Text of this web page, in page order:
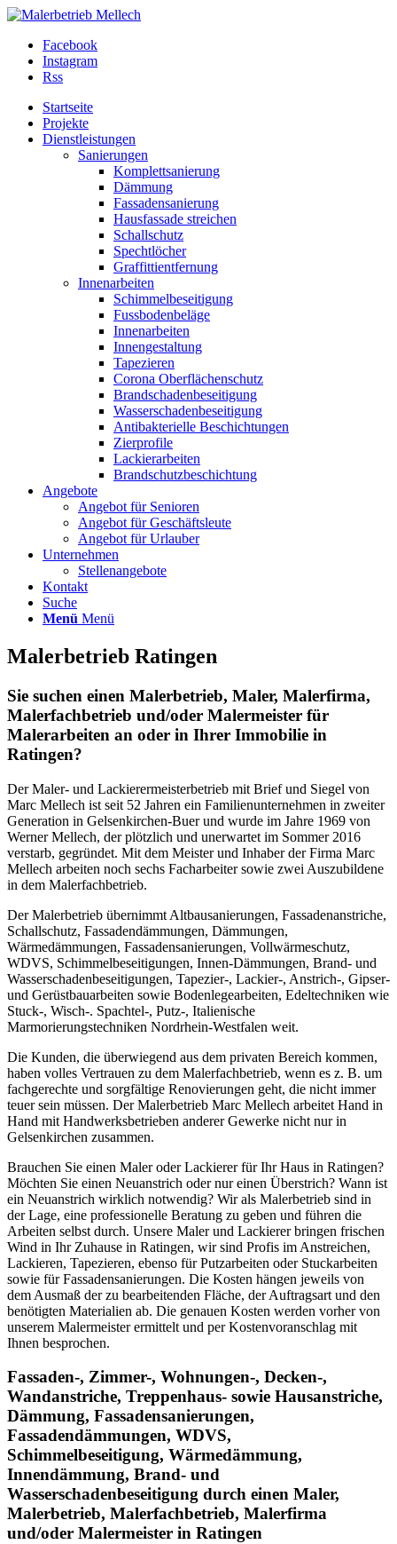
Facebook
Instagram
Rss
Startseite
Projekte
Dienstleistungen
Sanierungen
Komplettsanierung
Dämmung
Fassadensanierung
Hausfassade streichen
Schallschutz
Spechtlöcher
Graffittientfernung
Innenarbeiten
Schimmelbeseitigung
Fussbodenbeläge
Innenarbeiten
Innengestaltung
Tapezieren
Corona Oberflächenschutz
Brandschadenbeseitigung
Wasserschadenbeseitigung
Antibakterielle Beschichtungen
Zierprofile
Lackierarbeiten
Brandschutzbeschichtung
Angebote
Angebot für Senioren
Angebot für Geschäftsleute
Angebot für Urlauber
Unternehmen
Stellenangebote
Kontakt
Suche
Menü Menü
Malerbetrieb Ratingen
Sie suchen einen Malerbetrieb, Maler, Malerfirma,
Malerfachbetrieb und/oder Malermeister für
Malerarbeiten an oder in Ihrer Immobilie in
Ratingen?
Der Maler- und Lackierermeisterbetrieb mit Brief und Siegel von
Marc Mellech ist seit 52 Jahren ein Familienunternehmen in zweiter
Generation in Gelsenkirchen-Buer und wurde im Jahre 1969 von
Werner Mellech, der plötzlich und unerwartet im Sommer 2016
verstarb, gegründet. Mit dem Meister und Inhaber der Firma Marc
Mellech arbeiten noch sechs Facharbeiter sowie zwei Auszubildene
in dem Malerfachbetrieb.
Der Malerbetrieb übernimmt Altbausanierungen, Fassadenanstriche,
Schallschutz, Fassadendämmungen, Dämmungen,
Wärmedämmungen, Fassadensanierungen, Vollwärmeschutz,
WDVS, Schimmelbeseitigungen, Innen-Dämmungen, Brand- und
Wasserschadenbeseitigungen, Tapezier-, Lackier-, Anstrich-, Gipser-
und Gerüstbauarbeiten sowie Bodenlegearbeiten, Edeltechniken wie
Stuck-, Wisch-. Spachtel-, Putz-, Italienische
Marmorierungstechniken Nordrhein-Westfalen weit.
Die Kunden, die überwiegend aus dem privaten Bereich kommen,
haben volles Vertrauen zu dem Malerfachbetrieb, wenn es z. B. um
fachgerechte und sorgfältige Renovierungen geht, die nicht immer
teuer sein müssen. Der Malerbetrieb Marc Mellech arbeitet Hand in
Hand mit Handwerksbetrieben anderer Gewerke nicht nur in
Gelsenkirchen zusammen.
Brauchen Sie einen Maler oder Lackierer für Ihr Haus in Ratingen?
Möchten Sie einen Neuanstrich oder nur einen Überstrich? Wann ist
ein Neuanstrich wirklich notwendig? Wir als Malerbetrieb sind in
der Lage, eine professionelle Beratung zu geben und führen die
Arbeiten selbst durch. Unsere Maler und Lackierer bringen frischen
Wind in Ihr Zuhause in Ratingen, wir sind Profis im Anstreichen,
Lackieren, Tapezieren, ebenso für Putzarbeiten oder Stuckarbeiten
sowie für Fassadensanierungen. Die Kosten hängen jeweils von
dem Ausmaß der zu bearbeitenden Fläche, der Auftragsart und den
benötigten Materialien ab. Die genauen Kosten werden vorher von
unserem Malermeister ermittelt und per Kostenvoranschlag mit
Ihnen besprochen.
Fassaden-, Zimmer-, Wohnungen-, Decken-,
Wandanstriche, Treppenhaus- sowie Hausanstriche,
Dämmung, Fassadensanierungen,
Fassadendämmungen, WDVS,
Schimmelbeseitigung, Wärmedämmung,
Innendämmung, Brand- und
Wasserschadenbeseitigung durch einen Maler,
Malerbetrieb, Malerfachbetrieb, Malerfirma
und/oder Malermeister in Ratingen